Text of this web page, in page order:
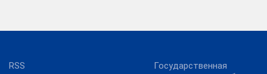
RSS
Государственная